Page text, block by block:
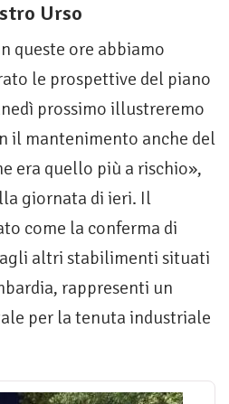
Urso
queste ore abbiamo
le prospettive del piano
prossimo illustreremo
il mantenimento anche del
era quello più a rischio»,
giornata di ieri. Il
come la conferma di
altri stabilimenti situati
rappresenti un
per la tenuta industriale